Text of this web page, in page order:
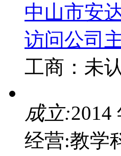
中山市安
访问公司
工商： 未
成立:2014
经营:教学